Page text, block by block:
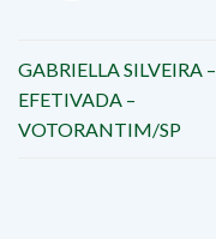
GABRIELLA SILVEIRA –
EFETIVADA –
VOTORANTIM/SP